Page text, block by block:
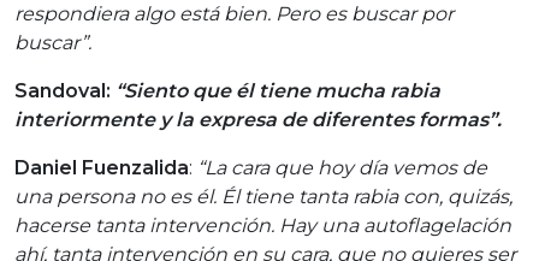
respondiera algo está bien. Pero es buscar por
buscar”.
Sandoval: “Siento que él tiene mucha rabia
interiormente y la expresa de diferentes formas”.
Daniel Fuenzalida: “La cara que hoy día vemos de
una persona no es él. Él tiene tanta rabia con, quizás,
hacerse tanta intervención. Hay una autoflagelación
ahí, tanta intervención en su cara, que no quieres ser